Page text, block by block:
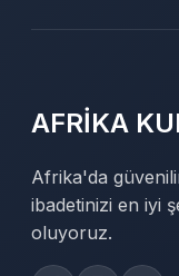
AFRİKA
Afrika'da
ibadetinizi en iyi
oluyoruz.